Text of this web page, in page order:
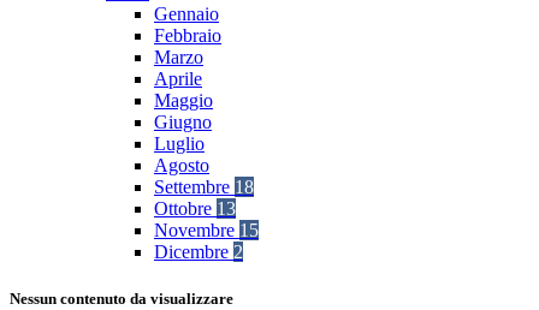
Gennaio
Febbraio
Marzo
Aprile
Maggio
Giugno
Luglio
Agosto
Settembre 18
Ottobre 13
Novembre 15
Dicembre 2
Nessun contenuto da visualizzare